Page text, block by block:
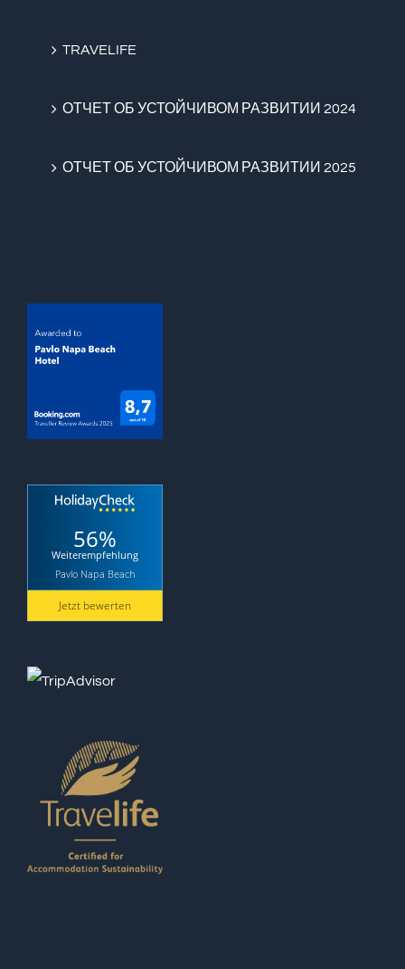
TRAVELIFE
ОТЧЕТ ОБ УСТОЙЧИВОМ РАЗВИТИИ 2024
ОТЧЕТ ОБ УСТОЙЧИВОМ РАЗВИТИИ 2025
56%
Weiterempfehlung
Pavlo Napa Beach
Jetzt bewerten